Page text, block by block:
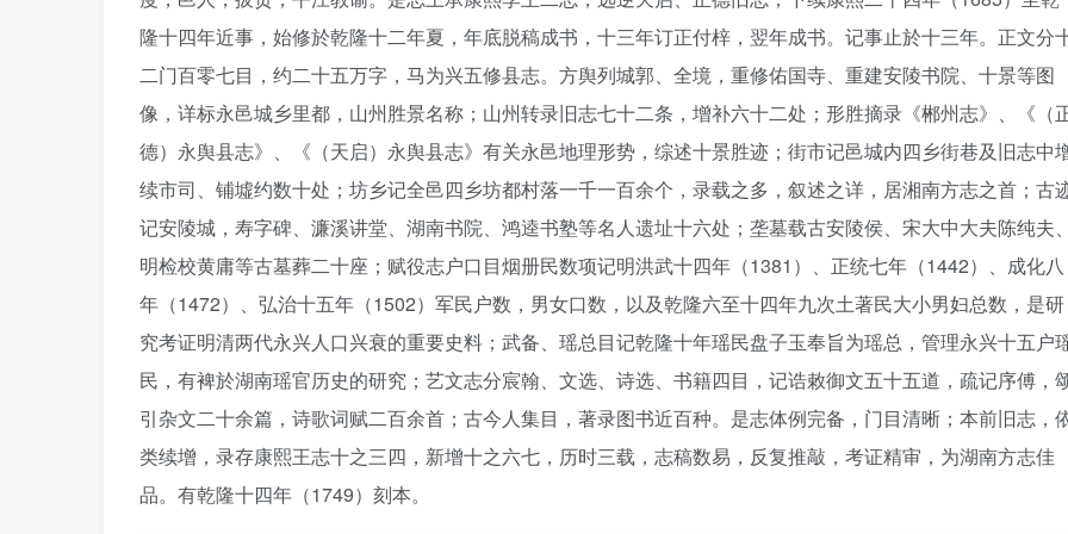
隆十四年近事，始修於乾隆十二年夏，年底脱稿成书，十三年订正付梓，翌年成书。记事止於十三年。正文分
二门百零七目，约二十五万字，马为兴五修县志。方舆列城郭、全境，重修佑国寺、重建安陵书院、十景等图
像，详标永邑城乡里都，山州胜景名称；山州转录旧志七十二条，增补六十二处；形胜摘录《郴州志》、《（
德）永舆县志》、《（天启）永舆县志》有关永邑地理形势，综述十景胜迹；街市记邑城内四乡街巷及旧志中
续市司、铺墟约数十处；坊乡记全邑四乡坊都村落一千一百余个，录载之多，叙述之详，居湘南方志之首；古
记安陵城，寿字碑、濂溪讲堂、湖南书院、鸿逵书塾等名人遗址十六处；垄墓载古安陵侯、宋大中大夫陈纯夫、
明检校黄庸等古墓葬二十座；赋役志户口目烟册民数项记明洪武十四年（1381）、正统七年（1442）、成化八
年（1472）、弘治十五年（1502）军民户数，男女口数，以及乾隆六至十四年九次土著民大小男妇总数，是研
究考证明清两代永兴人口兴衰的重要史料；武备、瑶总目记乾隆十年瑶民盘子玉奉旨为瑶总，管理永兴十五户
民，有裨於湖南瑶官历史的研究；艺文志分宸翰、文选、诗选、书籍四目，记诰敕御文五十五道，疏记序傅，
引杂文二十余篇，诗歌词赋二百余首；古今人集目，著录图书近百种。是志体例完备，门目清晰；本前旧志，
类续增，录存康熙王志十之三四，新增十之六七，历时三载，志稿数易，反复推敲，考证精审，为湖南方志佳
品。有乾隆十四年（1749）刻本。